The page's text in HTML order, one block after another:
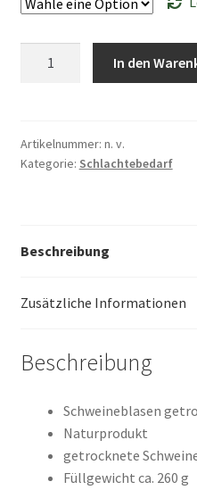
(10
Stück
In den
Artikelnummer: n. v.
Kategorie: Schlachtebedarf
Beschreibung
Zusätzliche Informationen
Beschreibung
Schweineblasen
Naturprodukt
getrocknete
Füllgewicht ca. 260 g